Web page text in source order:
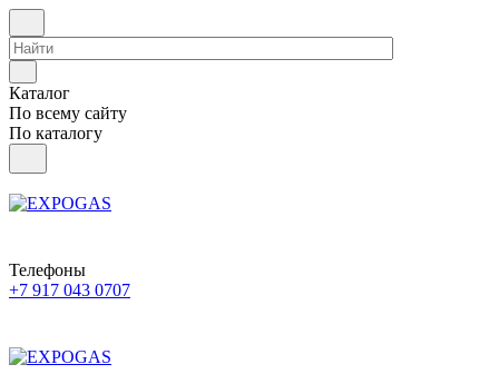
Каталог
По всему сайту
По каталогу
Телефоны
+7 917 043 0707